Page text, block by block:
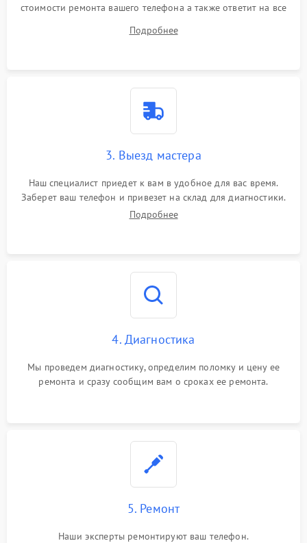
стоимости ремонта вашего телефона а также ответит на все
Подробнее
3. Выезд мастера
Наш специалист приедет к вам в удобное для вас время.
Заберет ваш телефон и привезет на склад для диагностики.
Подробнее
4. Диагностика
Мы проведем диагностику, определим поломку и цену ее
ремонта и сразу сообщим вам о сроках ее ремонта.
5. Ремонт
Наши эксперты ремонтируют ваш телефон.